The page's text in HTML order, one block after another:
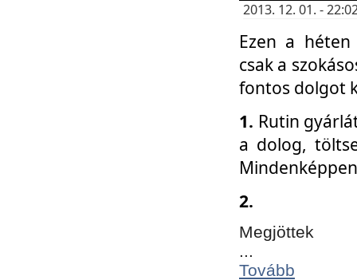
2013. 12. 01. -
Ezen a
csak a
fontos dolgot
1. Rutin
a dolog,
2.
Megjöttek
...
Tovább